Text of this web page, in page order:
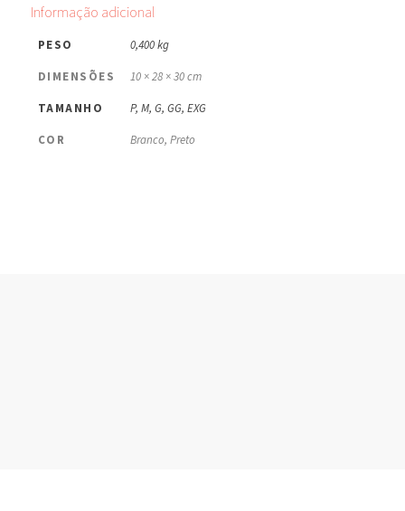
Informação adicional
PESO
0,400 kg
DIMENSÕES
10 × 28 × 30 cm
TAMANHO
P, M, G, GG, EXG
COR
Branco, Preto